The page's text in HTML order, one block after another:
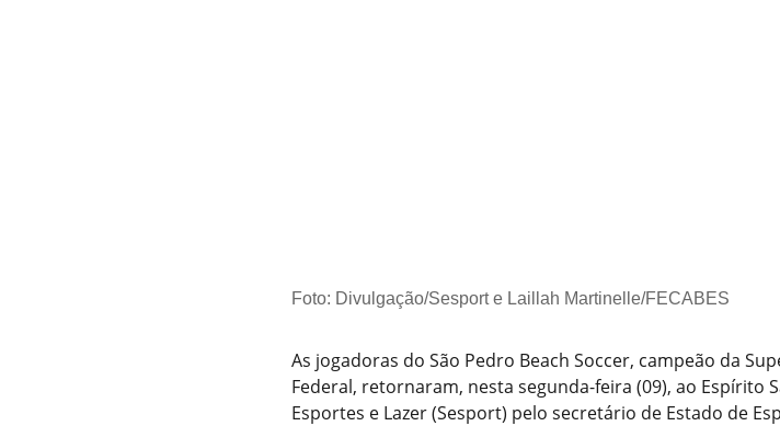
Foto: Divulgação/Sesport e Laillah Martinelle/FECABES
As jogadoras do São Pedro Beach Soccer, campeão da
Federal, retornaram, nesta segunda-feira (09), ao Espírito
Esportes e Lazer (Sesport) pelo secretário de Estado de